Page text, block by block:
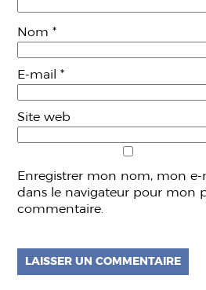
Nom*
E-mail*
Site web
Enregistrer mon nom, mon
dans le navigateur pour mon
commentaire.